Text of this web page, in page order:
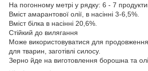
На погонному метрі у рядку: 6 - 7
Вміст амарантової олії, в насінні 3-6,5%.
Вміст білка в насінні 20,6%.
Стійкий до вилягання
Може використовуватися для
для тварин, заготівлі силосу.
Зерно йде на виготовлення борошна та